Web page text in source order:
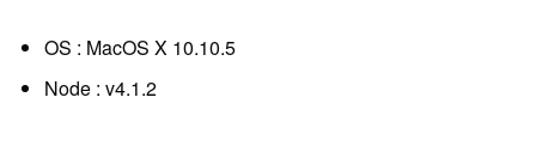
OS : MacOS X 10.10.5
Node : v4.1.2